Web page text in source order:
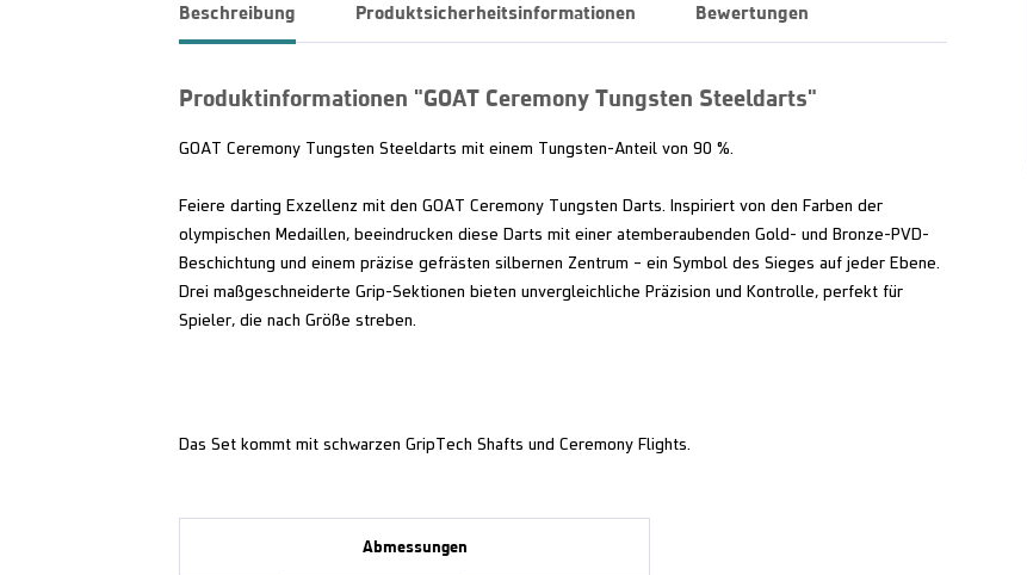
Beschreibung Produktsicherheitsinformationen Bewertungen
Produktinformationen "GOAT Ceremony Tungsten Steeldarts"
GOAT Ceremony Tungsten Steeldarts mit einem Tungsten-Anteil von 90 %.
Feiere darting Exzellenz mit den GOAT Ceremony Tungsten Darts. Inspiriert von den Farben der
olympischen Medaillen, beeindrucken diese Darts mit einer atemberaubenden Gold- und Bronze-PVD-
Beschichtung und einem präzise gefrästen silbernen Zentrum – ein Symbol des Sieges auf jeder Ebene.
Drei maßgeschneiderte Grip-Sektionen bieten unvergleichliche Präzision und Kontrolle, perfekt für
Spieler, die nach Größe streben.
Das Set kommt mit schwarzen GripTech Shafts und Ceremony Flights.
Abmessungen